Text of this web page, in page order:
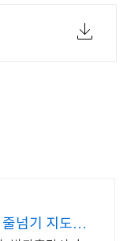
넘기 지도자